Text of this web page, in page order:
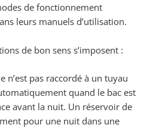
de fonctionnement
leurs manuels d’utilisation.
de bon sens s’imposent :
n’est pas raccordé à un tuyau
quand le bac est
avant la nuit. Un réservoir de
pour une nuit dans une